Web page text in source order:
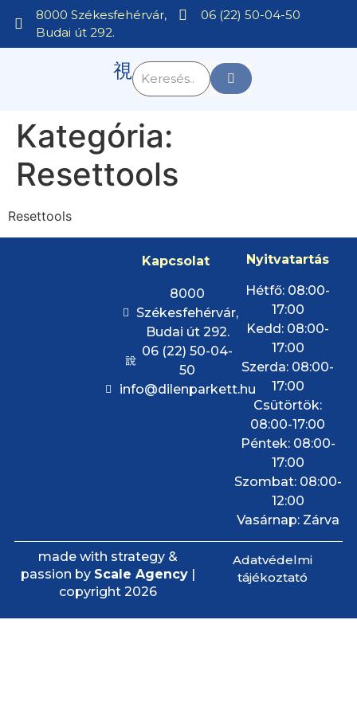
8000 Székesfehérvár,
Budai út 292.
06 (22) 50-04-50
Kategória:
Resettools
Resettools
Kapcsolat
8000
Székesfehérvár,
Budai út 292.
06 (22) 50-04-
50
info@dilenparkett.hu
Nyitvatartás
Hétfő: 08:00-
17:00
Kedd: 08:00-
17:00
Szerda: 08:00-
17:00
Csütörtök:
08:00-17:00
Péntek: 08:00-
17:00
Szombat: 08:00-
12:00
Vasárnap: Zárva
made with strategy &
passion by Scale Agency
copyright 2026
Adatvédelmi
tájékoztató